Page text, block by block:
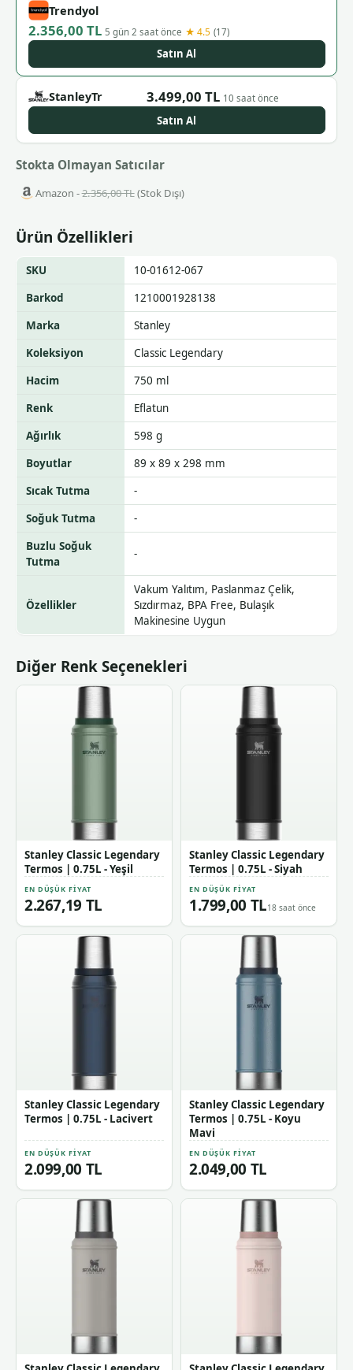
Trendyol
2.356,00 TL 5 gün 2 saat önce ★ 4.5 (17)
Satın Al
StanleyTr 3.499,00 TL 10 saat önce
Satın Al
Stokta Olmayan Satıcılar
Amazon -2.356,00 TL(Stok Dışı)
Ürün Özellikleri
SKU
10-01612-067
Barkod
1210001928138
Marka
Stanley
Koleksiyon
Classic Legendary
Hacim
750 ml
Renk
Eflatun
Ağırlık
598 g
Boyutlar
89 x 89 x 298 mm
Sıcak Tutma
-
Soğuk Tutma
-
Buzlu Soğuk
Tutma
-
Özellikler
Vakum Yalıtım, Paslanmaz Çelik,
Sızdırmaz, BPA Free, Bulaşık
Makinesine Uygun
Diğer Renk Seçenekleri
Stanley Classic Legendary
Termos | 0.75L - Yeşil
EN DÜŞÜK FIYAT
2.267,19 TL
Stanley Classic Legendary
Termos | 0.75L - Siyah
EN DÜŞÜK FIYAT
1.799,00 TL18 saat önce
Stanley Classic Legendary
Termos | 0.75L - Lacivert
EN DÜŞÜK FIYAT
2.099,00 TL
Stanley Classic Legendary
Termos | 0.75L - Koyu
Mavi
EN DÜŞÜK FIYAT
2.049,00 TL